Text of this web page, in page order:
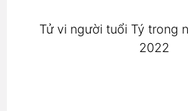
Tử vi người tuổi Tý trong
2022